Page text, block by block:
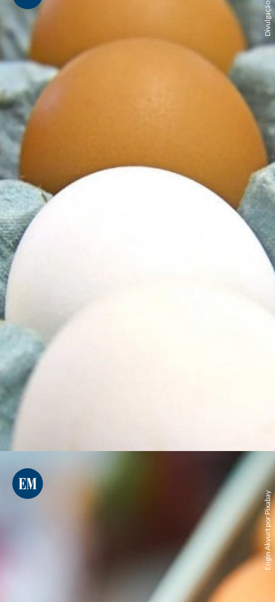
Divulgação
Engin Akyurt por Pixabay